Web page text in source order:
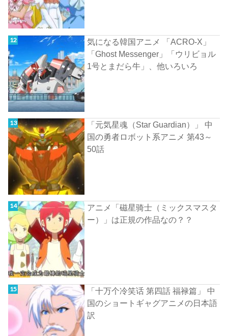
気になる韓国アニメ 「ACRO-X」
「Ghost Messenger」「ウリビョル
1号とまだら牛」、他いろいろ
「元気星魂（Star Guardian）」 中
国の勇者ロボット系アニメ 第43～
50話
アニメ「磁星骑士（ミックスマスタ
ー）」は正規の作品なの？？
「十万个冷笑话 第四話 福禄篇」 中
国のショートギャグアニメの日本語
訳